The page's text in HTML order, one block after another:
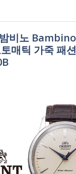
비노
매틱 가죽 패